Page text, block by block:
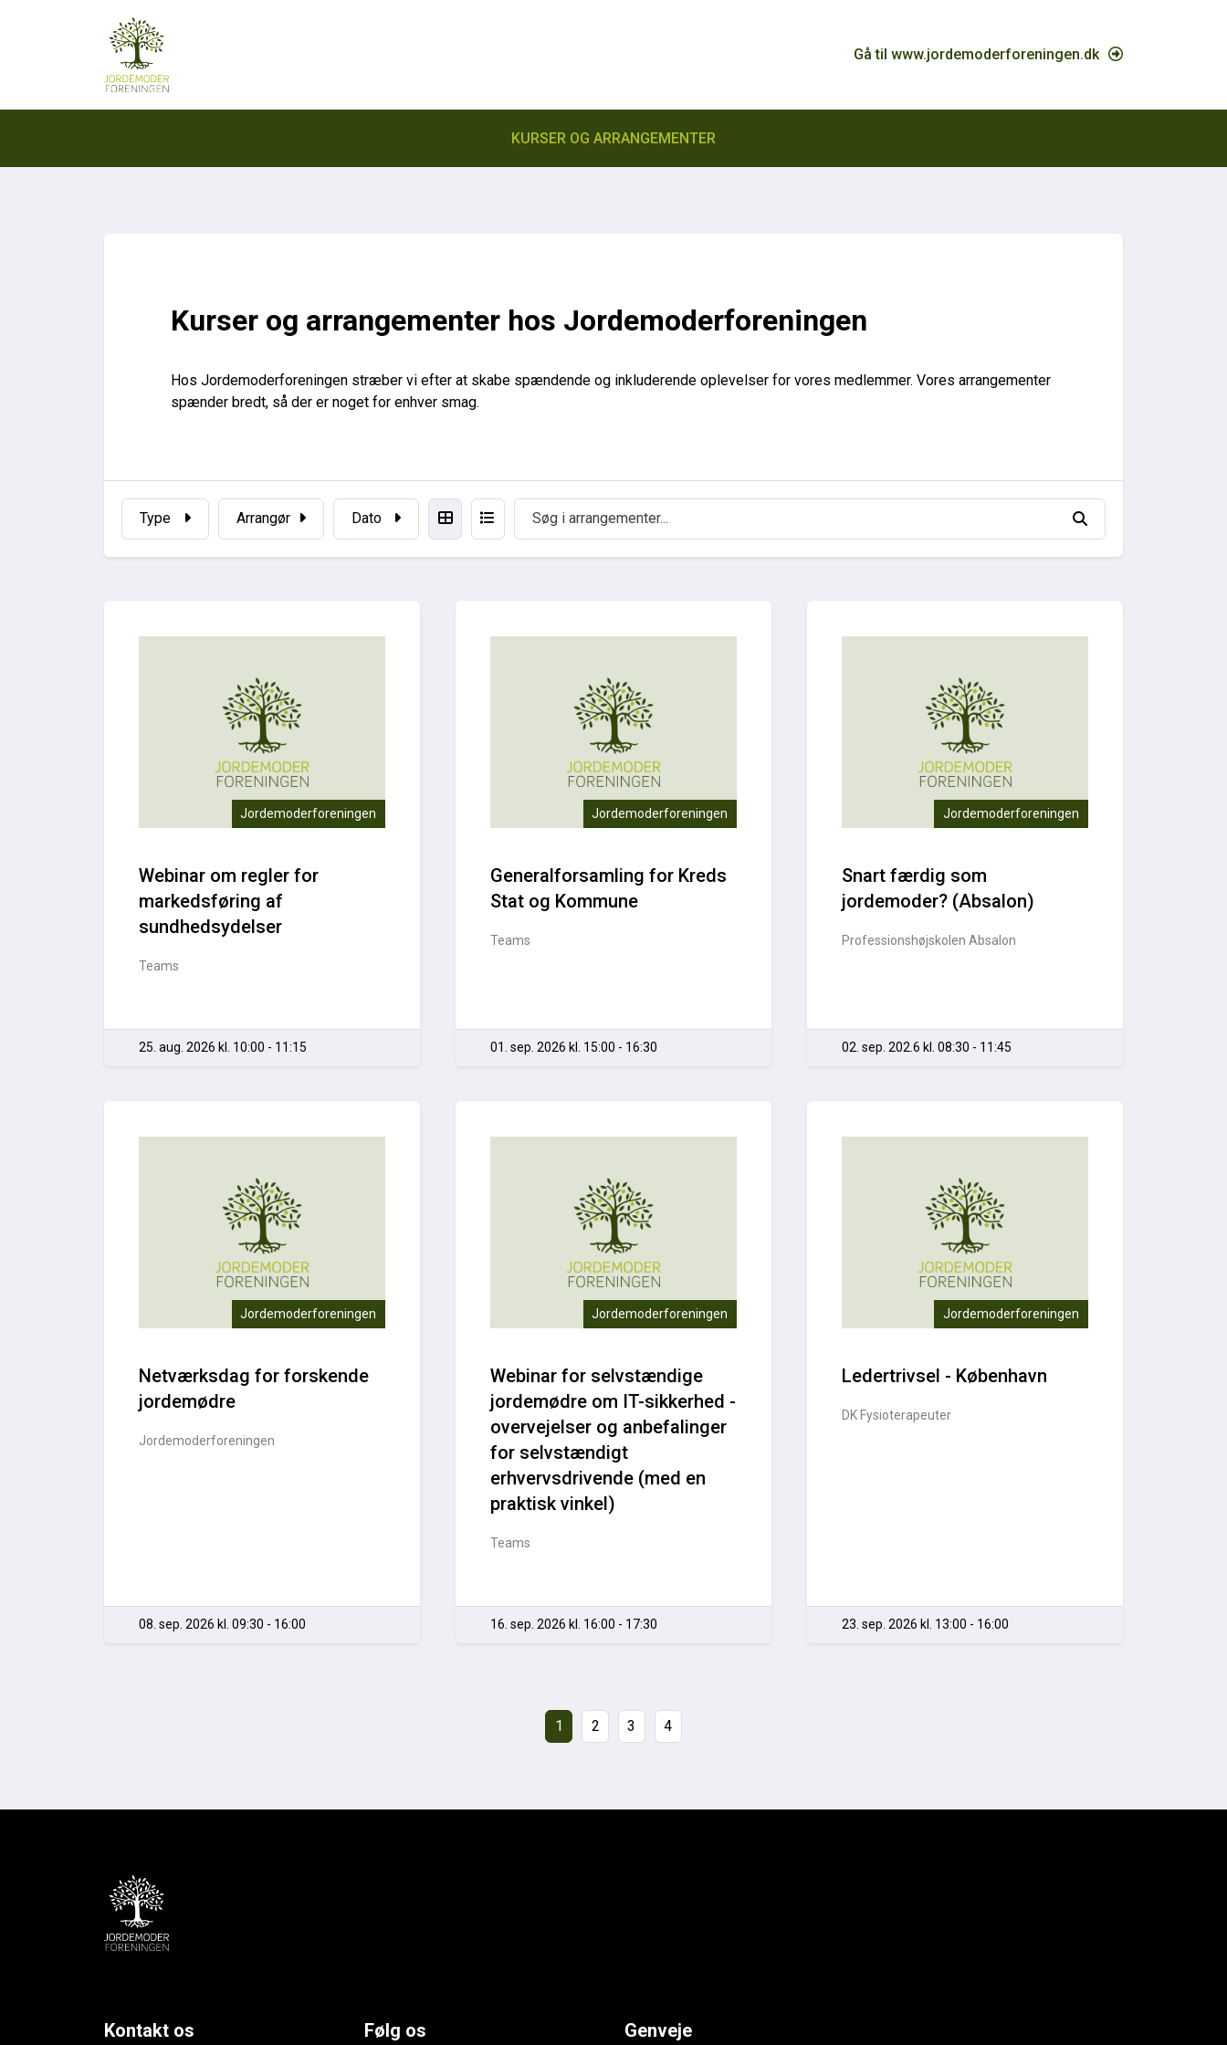
Gå til www.jordemoderforeningen.dk
KURSER OG ARRANGEMENTER
Kurser og arrangementer hos Jordemoderforeningen
Hos Jordemoderforeningen stræber vi efter at skabe spændende og inkluderende oplevelser for vores medlemmer. Vores arrangementer
spænder bredt, så der er noget for enhver smag.
Type Arrangør Dato
Jordemoderforeningen
Webinar om regler for
markedsføring af
sundhedsydelser
Teams
25. aug. 2026 kl. 10:00 - 11:15
Jordemoderforeningen
Generalforsamling for Kreds
Stat og Kommune
Teams
01. sep. 2026 kl. 15:00 - 16:30
Jordemoderforeningen
Snart færdig som
jordemoder? (Absalon)
Professionshøjskolen Absalon
02. sep. 202.6 kl. 08:30 - 11:45
Jordemoderforeningen
Netværksdag for forskende
jordemødre
Jordemoderforeningen
08. sep. 2026 kl. 09:30 - 16:00
Jordemoderforeningen
Webinar for selvstændige
jordemødre om IT-sikkerhed -
overvejelser og anbefalinger
for selvstændigt
erhvervsdrivende (med en
praktisk vinkel)
Teams
16. sep. 2026 kl. 16:00 - 17:30
Jordemoderforeningen
Ledertrivsel - København
DK Fysioterapeuter
23. sep. 2026 kl. 13:00 - 16:00
1 2 3 4
Kontakt os Følg os Genveje